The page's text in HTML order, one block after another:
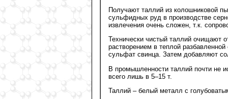
Получают таллий из колошниковой
сульфидных руд в производстве
извлечения очень сложен, т.к.
Технически чистый таллий очищают
растворением в теплой
сульфат свинца. Затем добавляют
В промышленности таллий почти не
всего лишь в 5–15 т.
Таллий – белый металл с